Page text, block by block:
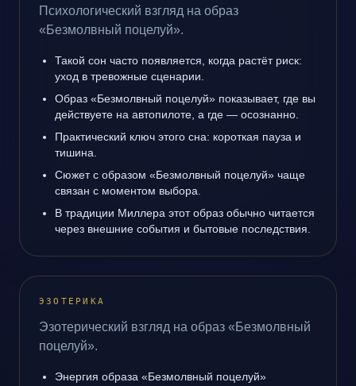
Психологический взгляд на образ
«Безмолвный поцелуй».
Такой сон часто появляется, когда растёт риск:
уход в тревожные сценарии.
Образ «Безмолвный поцелуй» показывает, где вы
действуете на автопилоте, а где — осознанно.
Практический ключ этого сна: короткая пауза и
тишина.
Сюжет с образом «Безмолвный поцелуй» чаще
связан с моментом выбора.
В традиции Миллера этот образ обычно читается
через внешние события и бытовые последствия.
ЭЗОТЕРИКА
Эзотерический взгляд на образ «Безмолвный
поцелуй».
Энергия образа «Безмолвный поцелуй»